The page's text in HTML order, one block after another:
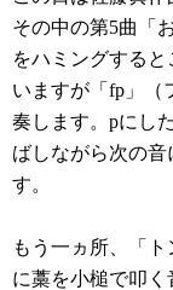
その中の第5曲「
をハミングする
いますが「fp」（
奏します。pにし
ばしながら次の
す。
もう一ヵ所、「
に藁を小槌で叩く